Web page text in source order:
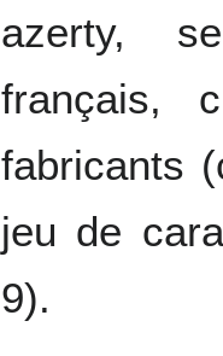
azerty,
français,
fabricants
jeu de
9).